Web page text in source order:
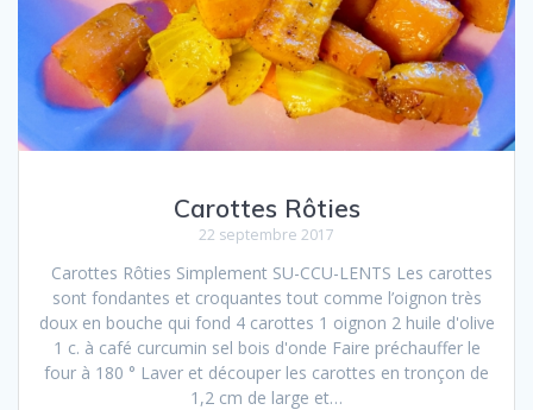
Carottes Rôties
22 septembre 2017
Carottes Rôties Simplement SU-CCU-LENTS Les carottes
sont fondantes et croquantes tout comme l’oignon très
doux en bouche qui fond 4 carottes 1 oignon 2 huile d'olive
1 c. à café curcumin sel bois d'onde Faire préchauffer le
four à 180 ° Laver et découper les carottes en tronçon de
1,2 cm de large et…